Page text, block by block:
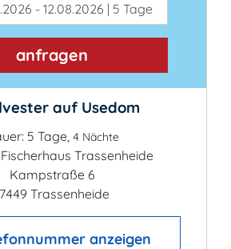
- 12.08.2026 | 5 Tage
anfragen
auf Usedom
5 Tage, 4 Nächte
Trassenheide
Kampstraße 6
Trassenheide
anzeigen